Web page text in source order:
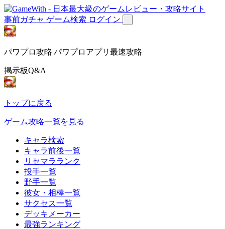
事前ガチャ ゲーム検索 ログイン
パワプロ攻略|パワプロアプリ最速攻略
掲示板Q&A
トップに戻る
ゲーム攻略一覧を見る
キャラ検索
キャラ前後一覧
リセマラランク
投手一覧
野手一覧
彼女・相棒一覧
サクセス一覧
デッキメーカー
最強ランキング